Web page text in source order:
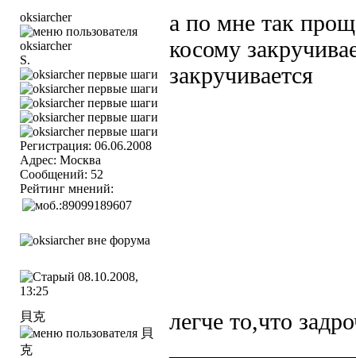
oksiarcher
S.
Регистрация: 06.06.2008
Адрес: Москва
Сообщений: 52
Рейтинг мнений:
а по мне так
косому
закручивается
08.10.2008,
13:25
貝克
легче то,что